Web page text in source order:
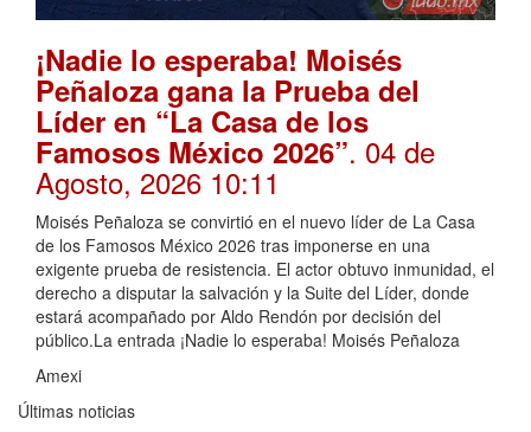
¡Nadie lo esperaba! Moisés
Peñaloza gana la Prueba del
Líder en “La Casa de los
Famosos México 2026”. 04 de
Agosto, 2026 10:11
Moisés Peñaloza se convirtió en el nuevo líder de La Casa
de los Famosos México 2026 tras imponerse en una
exigente prueba de resistencia. El actor obtuvo inmunidad, el
derecho a disputar la salvación y la Suite del Líder, donde
estará acompañado por Aldo Rendón por decisión del
público.La entrada ¡Nadie lo esperaba! Moisés Peñaloza
Amexi
Últimas noticias